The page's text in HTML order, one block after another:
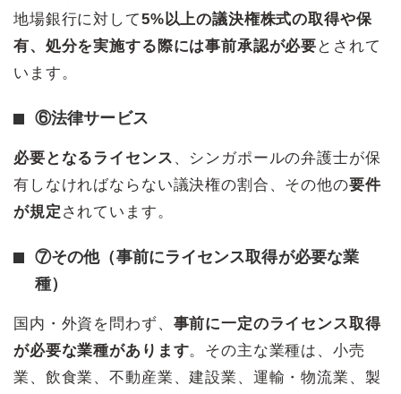
地場銀行に対して5%以上の議決権株式の取得や保
有、処分を実施する際には事前承認が必要 とされて
います。
⑥法律サービス
必要となるライセンス 、シンガポールの弁護士が保
有しなければならない議決権の割合、その他の要件
が規定 されています。
⑦その他（事前にライセンス取得が必要な業
種）
国内・外資を問わず、 事前に一定のライセンス取得
が必要な業種があります。その主な業種は、小売
業、飲食業、不動産業、建設業、運輸・物流業、製